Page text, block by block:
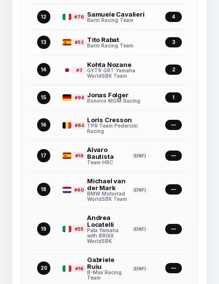
12 #76 Samuele Cavalieri
Barni Racing Team
4
13 #53 Tito Rabat
Barni Racing Team
3
14 #3
Kohta Nozane
GYTR GRT Yamaha
WorldSBK Team
2
15 #94 Jonas Folger
Bonovo MGM Racing
1
16 #84
Loris Cresson
TPR Team Pedercini
Racing
—
17 #19
Alvaro
Bautista
Team HRC
(DNF) —
18 #60
Michael van
der Mark
BMW Motorrad
WorldSBK Team
(DNF) —
19 #55
Andrea
Locatelli
Pata Yamaha
with BRIXX
WorldSBK
(DNF) —
20 #16
Gabriele
Ruiu
B-Max Racing
Team
(DNF) —